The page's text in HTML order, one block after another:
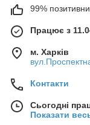
99%
Працює з
м. Харків
Контакти
Сьогодні
Показати